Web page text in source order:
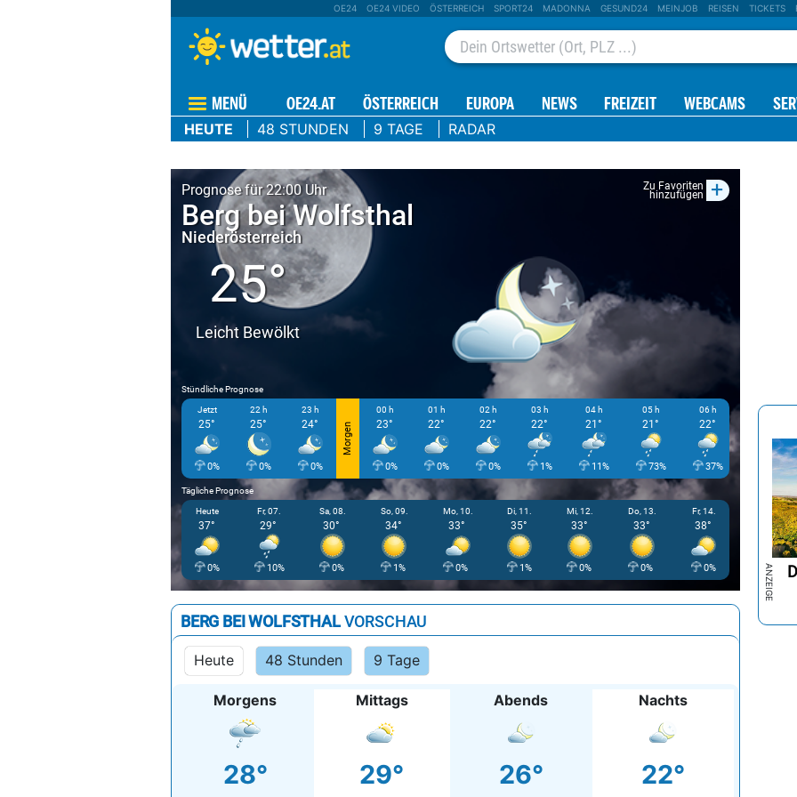
OE24 OE24 VIDEO ÖSTERREICH SPORT24 MADONNA GESUND24 MEINJOB REISEN TICKETS
MENÜ OE24.AT ÖSTERREICH EUROPA NEWS FREIZEIT WEBCAMS
HEUTE 48 STUNDEN 9 TAGE RADAR
Prognose für 22:00 Uhr Zu Favoriten
hinzufügen +
Berg bei Wolfsthal
Niederösterreich
25°
Leicht Bewölkt
Stündliche Prognose
Jetzt
25°
0%
22 h
25°
0%
23 h
24°
0%
Morgen
00 h
23°
0%
01 h
22°
0%
02 h
22°
0%
03 h
22°
1%
04 h
21°
11%
05 h
21°
73%
06 h
22°
37%
07 h
41%
Tägliche Prognose
Heute
37°
0%
Fr, 07.
29°
10%
Sa, 08.
30°
0%
So, 09.
34°
1%
Mo, 10.
33°
0%
Di, 11.
35°
1%
Mi, 12.
33°
0%
Do, 13.
33°
0%
Fr, 14.
38°
0%
BERG BEI WOLFSTHALVORSCHAU
Heute 48 Stunden 9 Tage
Morgens
28°
Mittags
29°
Abends
26°
Nachts
22°